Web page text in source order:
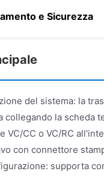
e Sicurezza
del sistema: la
collegando la scheda
VC/CC o VC/RC
con connettore
supporta